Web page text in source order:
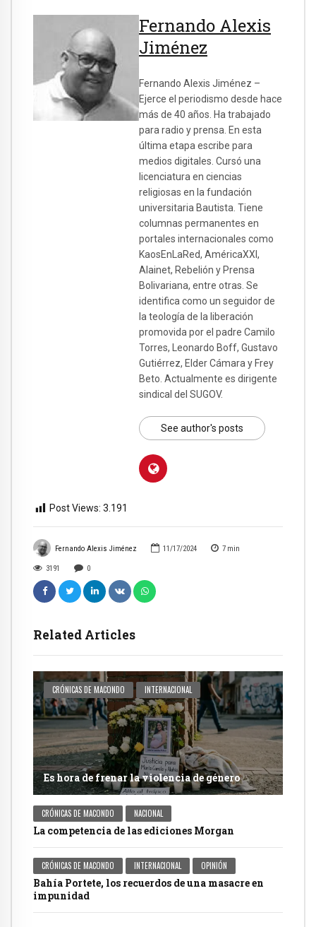
Fernando Alexis Jiménez 11/17/2024 7 min
3191 0
Related Articles
CRÓNICAS DE MACONDO INTERNACIONAL
Es hora de frenar la violencia de género
CRÓNICAS DE MACONDO NACIONAL
La competencia de las ediciones Morgan
CRÓNICAS DE MACONDO INTERNACIONAL OPINIÓN
Bahía Portete, los recuerdos de una masacre en
impunidad
Fernando Alexis
Jiménez
Fernando Alexis Jiménez –
Ejerce el periodismo desde hace
más de 40 años. Ha trabajado
para radio y prensa. En esta
última etapa escribe para
medios digitales. Cursó una
licenciatura en ciencias
religiosas en la fundación
universitaria Bautista. Tiene
columnas permanentes en
portales internacionales como
KaosEnLaRed, AméricaXXI,
Alainet, Rebelión y Prensa
Bolivariana, entre otras. Se
identifica como un seguidor de
la teología de la liberación
promovida por el padre Camilo
Torres, Leonardo Boff, Gustavo
Gutiérrez, Elder Cámara y Frey
Beto. Actualmente es dirigente
sindical del SUGOV.
See author's posts
Post Views: 3.191